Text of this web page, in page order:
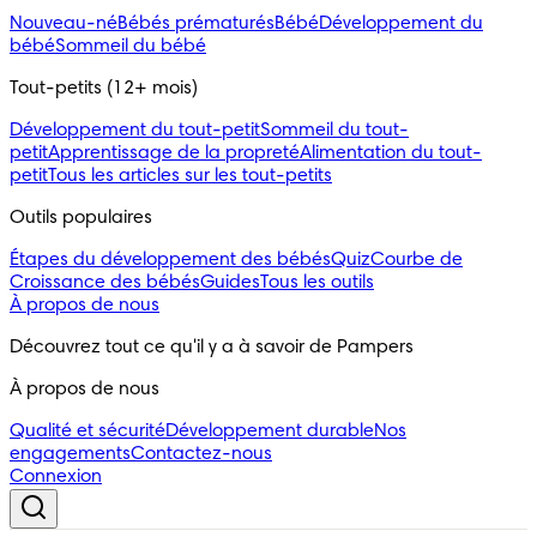
Nouveau-néBébés prématurésBébéDéveloppement du
bébéSommeil du bébé
Tout-petits (12+ mois)
Développement du tout-petitSommeil du tout-
petitApprentissage de la propretéAlimentation du tout-
petitTous les articles sur les tout-petits
Outils populaires
Étapes du développement des bébésQuizCourbe de
Croissance des bébésGuidesTous les outils
À propos de nous
Découvrez tout ce qu'il y a à savoir de Pampers
À propos de nous
Qualité et sécuritéDéveloppement durableNos
engagementsContactez-nous
Connexion